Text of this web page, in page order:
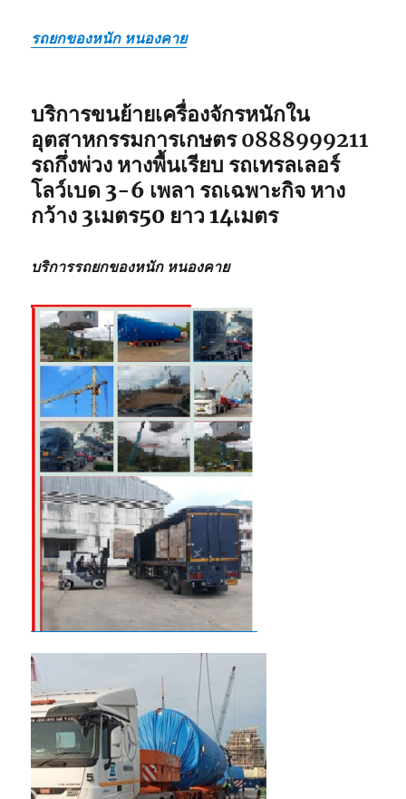
รถยกของหนัก หนองคาย
บริการขนย้ายเครื่องจักรหนักใน
อุตสาหกรรมการเกษตร 0888999211
รถกึ่งพ่วง หางพื้นเรียบ รถเทรลเลอร์
โลว์เบด 3-6 เพลา รถเฉพาะกิจ หาง
กว้าง 3เมตร50 ยาว 14เมตร
บริการรถยกของหนัก หนองคาย